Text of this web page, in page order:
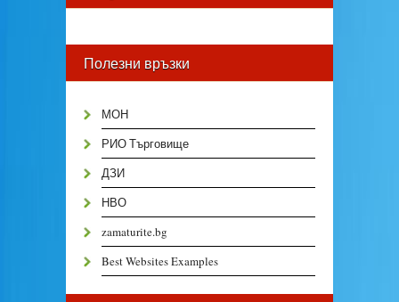
Полезни връзки
МОН
РИО Търговище
ДЗИ
НВО
zamaturite.bg
Best Websites Examples